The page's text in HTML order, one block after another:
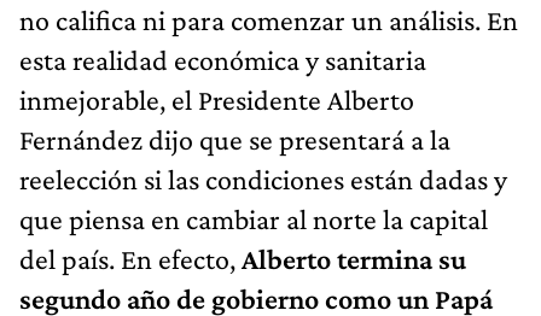
no califica ni para comenzar un análisis. En
esta realidad económica y sanitaria
inmejorable, el Presidente Alberto
Fernández dijo que se presentará a la
reelección si las condiciones están dadas y
que piensa en cambiar al norte la capital
del país. En efecto,Alberto termina su
segundo año de gobierno como un Papá